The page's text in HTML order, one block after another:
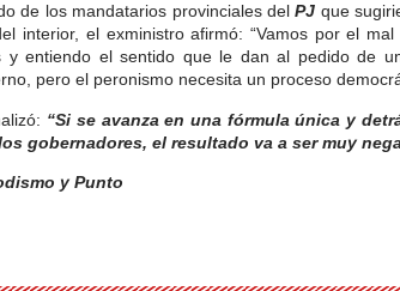
de los mandatarios provinciales delPJ que
interior, el exministro afirmó: “Vamos por el mal
y entiendo el sentido que le dan al pedido de
pero el peronismo necesita un proceso
“Si se avanza en una fórmula única y
gobernadores, el resultado va a ser muy
y Punto